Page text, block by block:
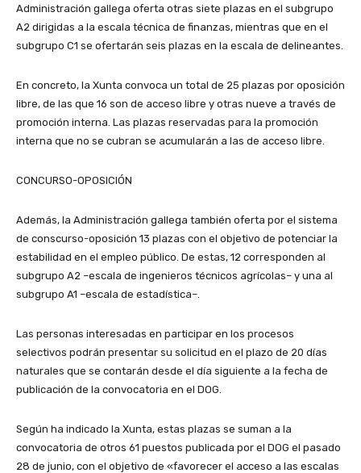
Administración gallega oferta otras siete plazas en el subgrupo
A2 dirigidas a la escala técnica de finanzas, mientras que en el
subgrupo C1 se ofertarán seis plazas en la escala de delineantes.
En concreto, la Xunta convoca un total de 25 plazas por oposición
libre, de las que 16 son de acceso libre y otras nueve a través de
promoción interna. Las plazas reservadas para la promoción
interna que no se cubran se acumularán a las de acceso libre.
CONCURSO-OPOSICIÓN
Además, la Administración gallega también oferta por el sistema
de conscurso-oposición 13 plazas con el objetivo de potenciar la
estabilidad en el empleo público. De estas, 12 corresponden al
subgrupo A2 –escala de ingenieros técnicos agrícolas– y una al
subgrupo A1 –escala de estadística–.
Las personas interesadas en participar en los procesos
selectivos podrán presentar su solicitud en el plazo de 20 días
naturales que se contarán desde el día siguiente a la fecha de
publicación de la convocatoria en el DOG.
Según ha indicado la Xunta, estas plazas se suman a la
convocatoria de otros 61 puestos publicada por el DOG el pasado
28 de junio, con el objetivo de «favorecer el acceso a las escalas